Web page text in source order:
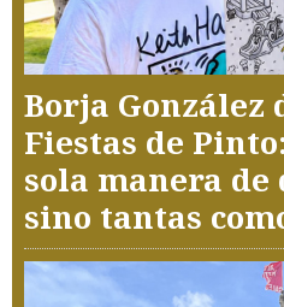
Borja González
Fiestas de
sola manera
sino tantas